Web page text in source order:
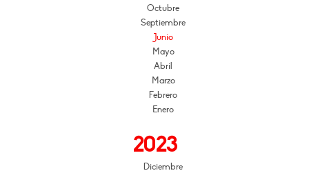
Octubre
Septiembre
Junio
Mayo
Abril
Marzo
Febrero
Enero
2023
Diciembre